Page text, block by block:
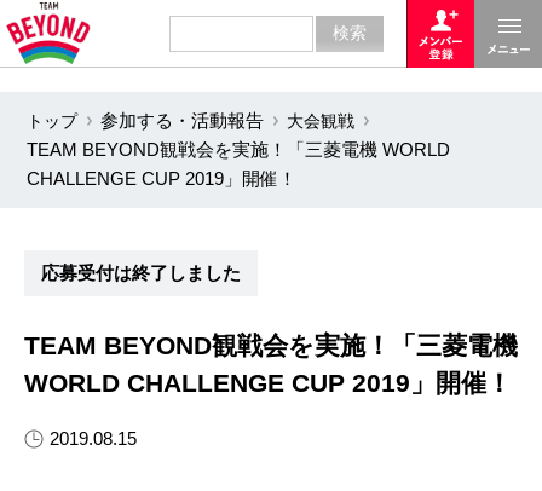
トップ 参加する・活動報告
大会観戦
TEAM BEYOND観戦会を実施！「三菱電機 WORLD
CHALLENGE CUP 2019」開催！
応募受付は終了しました
TEAM BEYOND観戦会を実施！「三菱電機
WORLD CHALLENGE CUP 2019」開催！
2019.08.15